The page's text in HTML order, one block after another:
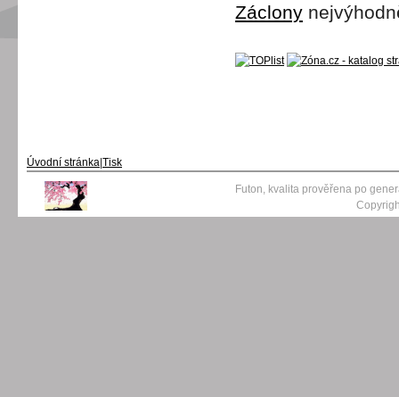
Záclony
Úvodní stránka Tisk
Futon, kvalita prověřena po